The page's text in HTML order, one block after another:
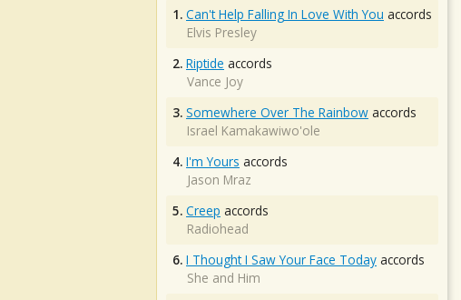
1. Can't Help Falling In Love With You accords
Elvis Presley
2. Riptide accords
Vance Joy
3. Somewhere Over The Rainbow accords
Israel Kamakawiwo'ole
4. I'm Yours accords
Jason Mraz
5. Creep accords
Radiohead
6. I Thought I Saw Your Face Today accords
She and Him